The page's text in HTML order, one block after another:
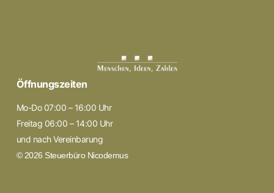
Öffnungszeiten
Mo-Do 07:00 – 16:00 Uhr
Freitag 06:00 – 14:00 Uhr
und nach Vereinbarung
© 2026 Steuerbüro Nicodemus